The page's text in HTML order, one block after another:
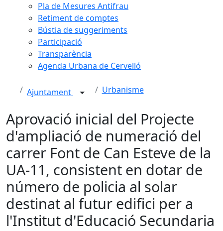
Pla de Mesures Antifrau
Retiment de comptes
Bústia de suggeriments
Participació
Transparència
Agenda Urbana de Cervelló
Ajuntament Urbanisme
Aprovació inicial del Projecte
d'ampliació de numeració del
carrer Font de Can Esteve de la
UA-11, consistent en dotar de
número de policia al solar
destinat al futur edifici per a
l'Institut d'Educació Secundaria